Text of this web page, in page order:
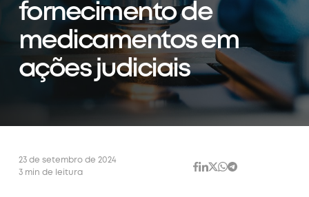
fornecimento de
medicamentos em
ações judiciais
23 de setembro de 2024
3 min de leitura